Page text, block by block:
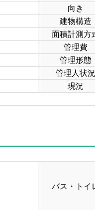
向き
建物構造
面積計測方
管理費
管理形態
管理人状況
現況
バス・トイ